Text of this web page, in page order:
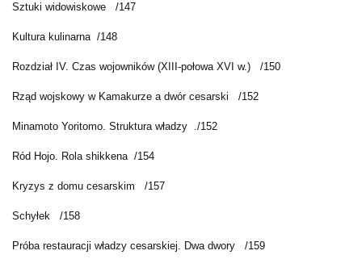
Sztuki widowiskowe /147
Kultura kulinarna /148
Rozdział IV. Czas wojowników (XIII-połowa XVI w.) /150
Rząd wojskowy w Kamakurze a dwór cesarski /152
Minamoto Yoritomo. Struktura władzy ./152
Ród Hojo. Rola shikkena /154
Kryzys z domu cesarskim /157
Schyłek /158
Próba restauracji władzy cesarskiej. Dwa dwory /159